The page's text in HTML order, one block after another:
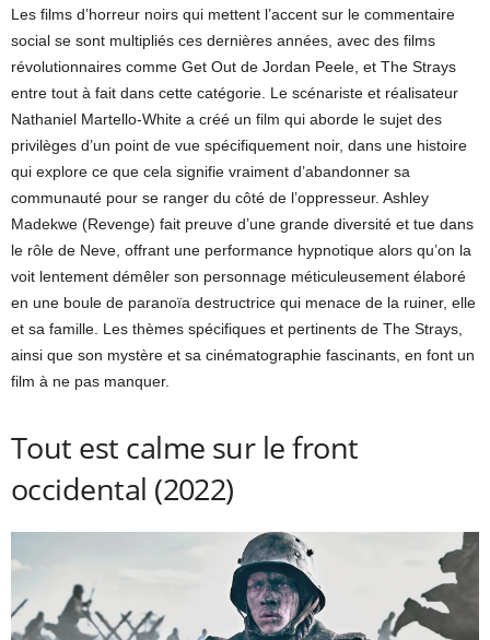
Les films d’horreur noirs qui mettent l’accent sur le commentaire
social se sont multipliés ces dernières années, avec des films
révolutionnaires comme Get Out de Jordan Peele, et The Strays
entre tout à fait dans cette catégorie. Le scénariste et réalisateur
Nathaniel Martello-White a créé un film qui aborde le sujet des
privilèges d’un point de vue spécifiquement noir, dans une histoire
qui explore ce que cela signifie vraiment d’abandonner sa
communauté pour se ranger du côté de l’oppresseur. Ashley
Madekwe (Revenge) fait preuve d’une grande diversité et tue dans
le rôle de Neve, offrant une performance hypnotique alors qu’on la
voit lentement démêler son personnage méticuleusement élaboré
en une boule de paranoïa destructrice qui menace de la ruiner, elle
et sa famille. Les thèmes spécifiques et pertinents de The Strays,
ainsi que son mystère et sa cinématographie fascinants, en font un
film à ne pas manquer.
Tout est calme sur le front
occidental (2022)